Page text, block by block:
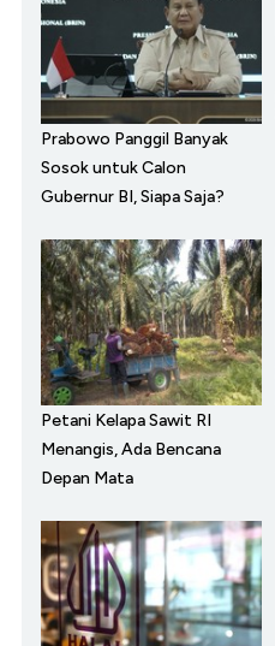
Prabowo Panggil Banyak
Sosok untuk Calon
Gubernur BI, Siapa Saja?
Petani Kelapa Sawit RI
Menangis, Ada Bencana
Depan Mata